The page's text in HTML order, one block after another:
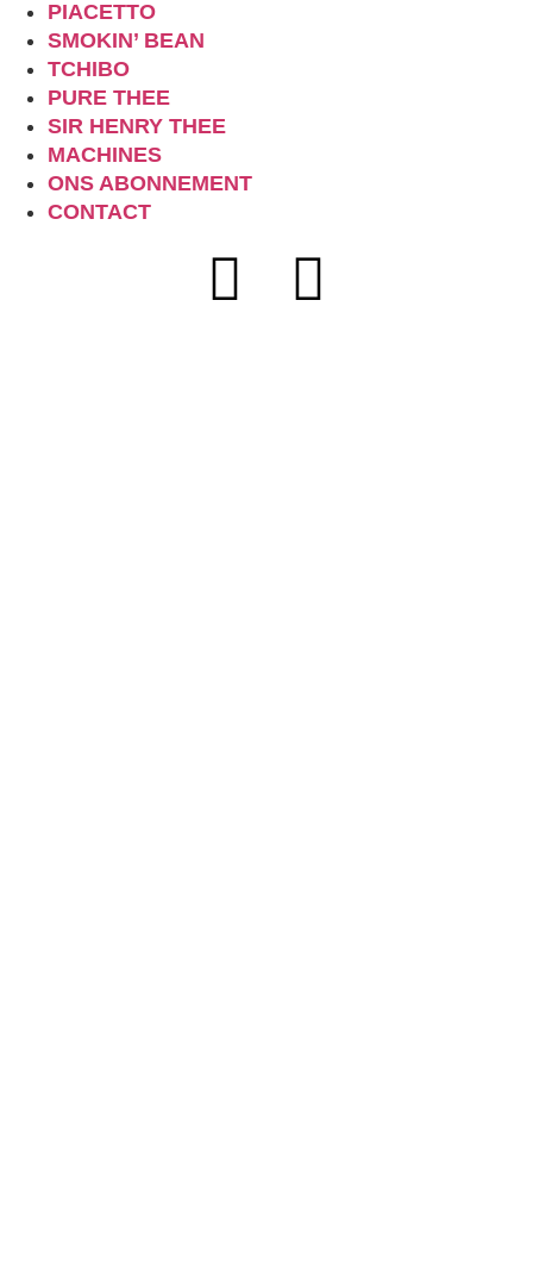
PIACETTO
SMOKIN’ BEAN
TCHIBO
PURE THEE
SIR HENRY THEE
MACHINES
ONS ABONNEMENT
CONTACT